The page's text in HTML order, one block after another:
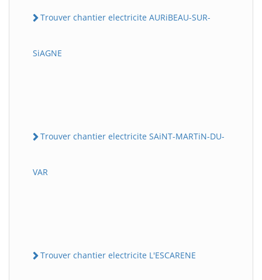
Trouver chantier electricite AURiBEAU-SUR-
SiAGNE
Trouver chantier electricite SAiNT-MARTiN-DU-
VAR
Trouver chantier electricite L'ESCARENE